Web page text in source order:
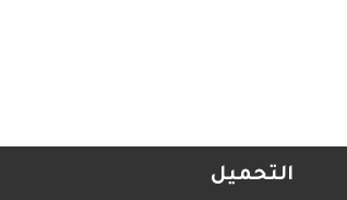
التحميل